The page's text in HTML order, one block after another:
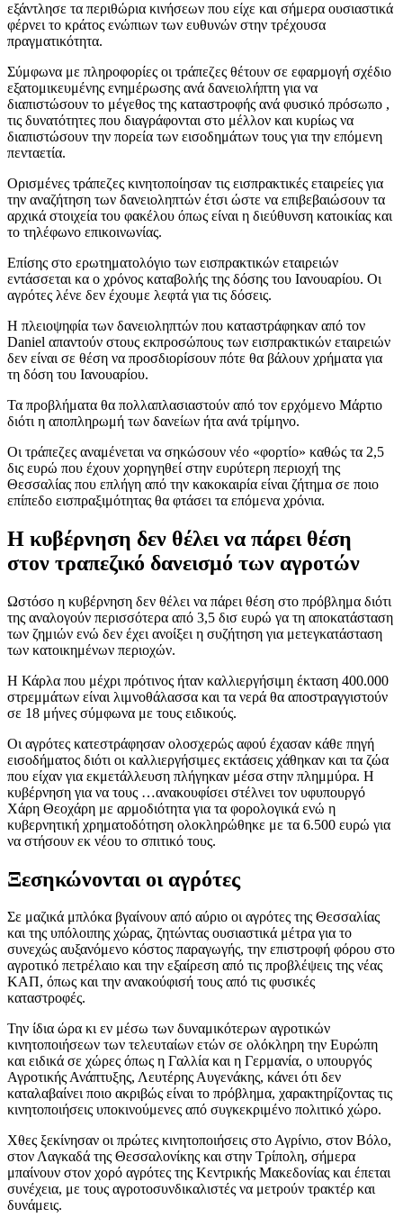
εξάντλησε τα περιθώρια κινήσεων που είχε και σήμερα ουσιαστικά
φέρνει το κράτος ενώπιων των ευθυνών στην τρέχουσα
πραγματικότητα.
Σύμφωνα με πληροφορίες οι τράπεζες θέτουν σε εφαρμογή σχέδιο
εξατομικευμένης ενημέρωσης ανά δανειολήπτη για να
διαπιστώσουν το μέγεθος της καταστροφής ανά φυσικό πρόσωπο ,
τις δυνατότητες που διαγράφονται στο μέλλον και κυρίως να
διαπιστώσουν την πορεία των εισοδημάτων τους για την επόμενη
πενταετία.
Ορισμένες τράπεζες κινητοποίησαν τις εισπρακτικές εταιρείες για
την αναζήτηση των δανειοληπτών έτσι ώστε να επιβεβαιώσουν τα
αρχικά στοιχεία του φακέλου όπως είναι η διεύθυνση κατοικίας και
το τηλέφωνο επικοινωνίας.
Επίσης στο ερωτηματολόγιο των εισπρακτικών εταιρειών
εντάσσεται κα ο χρόνος καταβολής της δόσης του Ιανουαρίου. Οι
αγρότες λένε δεν έχουμε λεφτά για τις δόσεις.
Η πλειοψηφία των δανειοληπτών που καταστράφηκαν από τον
Daniel απαντούν στους εκπροσώπους των εισπρακτικών εταιρειών
δεν είναι σε θέση να προσδιορίσουν πότε θα βάλουν χρήματα για
τη δόση του Ιανουαρίου.
Τα προβλήματα θα πολλαπλασιαστούν από τον ερχόμενο Μάρτιο
διότι η αποπληρωμή των δανείων ήτα ανά τρίμηνο.
Οι τράπεζες αναμένεται να σηκώσουν νέο «φορτίο» καθώς τα 2,5
δις ευρώ που έχουν χορηγηθεί στην ευρύτερη περιοχή της
Θεσσαλίας που επλήγη από την κακοκαιρία είναι ζήτημα σε ποιο
επίπεδο εισπραξιμότητας θα φτάσει τα επόμενα χρόνια.
Η κυβέρνηση δεν θέλει να πάρει θέση
στον τραπεζικό δανεισμό των αγροτών
Ωστόσο η κυβέρνηση δεν θέλει να πάρει θέση στο πρόβλημα διότι
της αναλογούν περισσότερα από 3,5 δισ ευρώ γα τη αποκατάσταση
των ζημιών ενώ δεν έχει ανοίξει η συζήτηση για μετεγκατάσταση
των κατοικημένων περιοχών.
Η Κάρλα που μέχρι πρότινος ήταν καλλιεργήσιμη έκταση 400.000
στρεμμάτων είναι λιμνοθάλασσα και τα νερά θα αποστραγγιστούν
σε 18 μήνες σύμφωνα με τους ειδικούς.
Οι αγρότες κατεστράφησαν ολοσχερώς αφού έχασαν κάθε πηγή
εισοδήματος διότι οι καλλιεργήσιμες εκτάσεις χάθηκαν και τα ζώα
που είχαν για εκμετάλλευση πλήγηκαν μέσα στην πλημμύρα. Η
κυβέρνηση για να τους …ανακουφίσει στέλνει τον υφυπουργό
Χάρη Θεοχάρη με αρμοδιότητα για τα φορολογικά ενώ η
κυβερνητική χρηματοδότηση ολοκληρώθηκε με τα 6.500 ευρώ για
να στήσουν εκ νέου το σπιτικό τους.
Ξεσηκώνονται οι αγρότες
Σε μαζικά μπλόκα βγαίνουν από αύριο οι αγρότες της Θεσσαλίας
και της υπόλοιπης χώρας, ζητώντας ουσιαστικά μέτρα για το
συνεχώς αυξανόμενο κόστος παραγωγής, την επιστροφή φόρου στο
αγροτικό πετρέλαιο και την εξαίρεση από τις προβλέψεις της νέας
ΚΑΠ, όπως και την ανακούφισή τους από τις φυσικές
καταστροφές.
Την ίδια ώρα κι εν μέσω των δυναμικότερων αγροτικών
κινητοποιήσεων των τελευταίων ετών σε ολόκληρη την Ευρώπη
και ειδικά σε χώρες όπως η Γαλλία και η Γερμανία, ο υπουργός
Αγροτικής Ανάπτυξης, Λευτέρης Αυγενάκης, κάνει ότι δεν
καταλαβαίνει ποιο ακριβώς είναι το πρόβλημα, χαρακτηρίζοντας τις
κινητοποιήσεις υποκινούμενες από συγκεκριμένο πολιτικό χώρο.
Χθες ξεκίνησαν οι πρώτες κινητοποιήσεις στο Αγρίνιο, στον Βόλο,
στον Λαγκαδά της Θεσσαλονίκης και στην Τρίπολη, σήμερα
μπαίνουν στον χορό αγρότες της Κεντρικής Μακεδονίας και έπεται
συνέχεια, με τους αγροτοσυνδικαλιστές να μετρούν τρακτέρ και
δυνάμεις.